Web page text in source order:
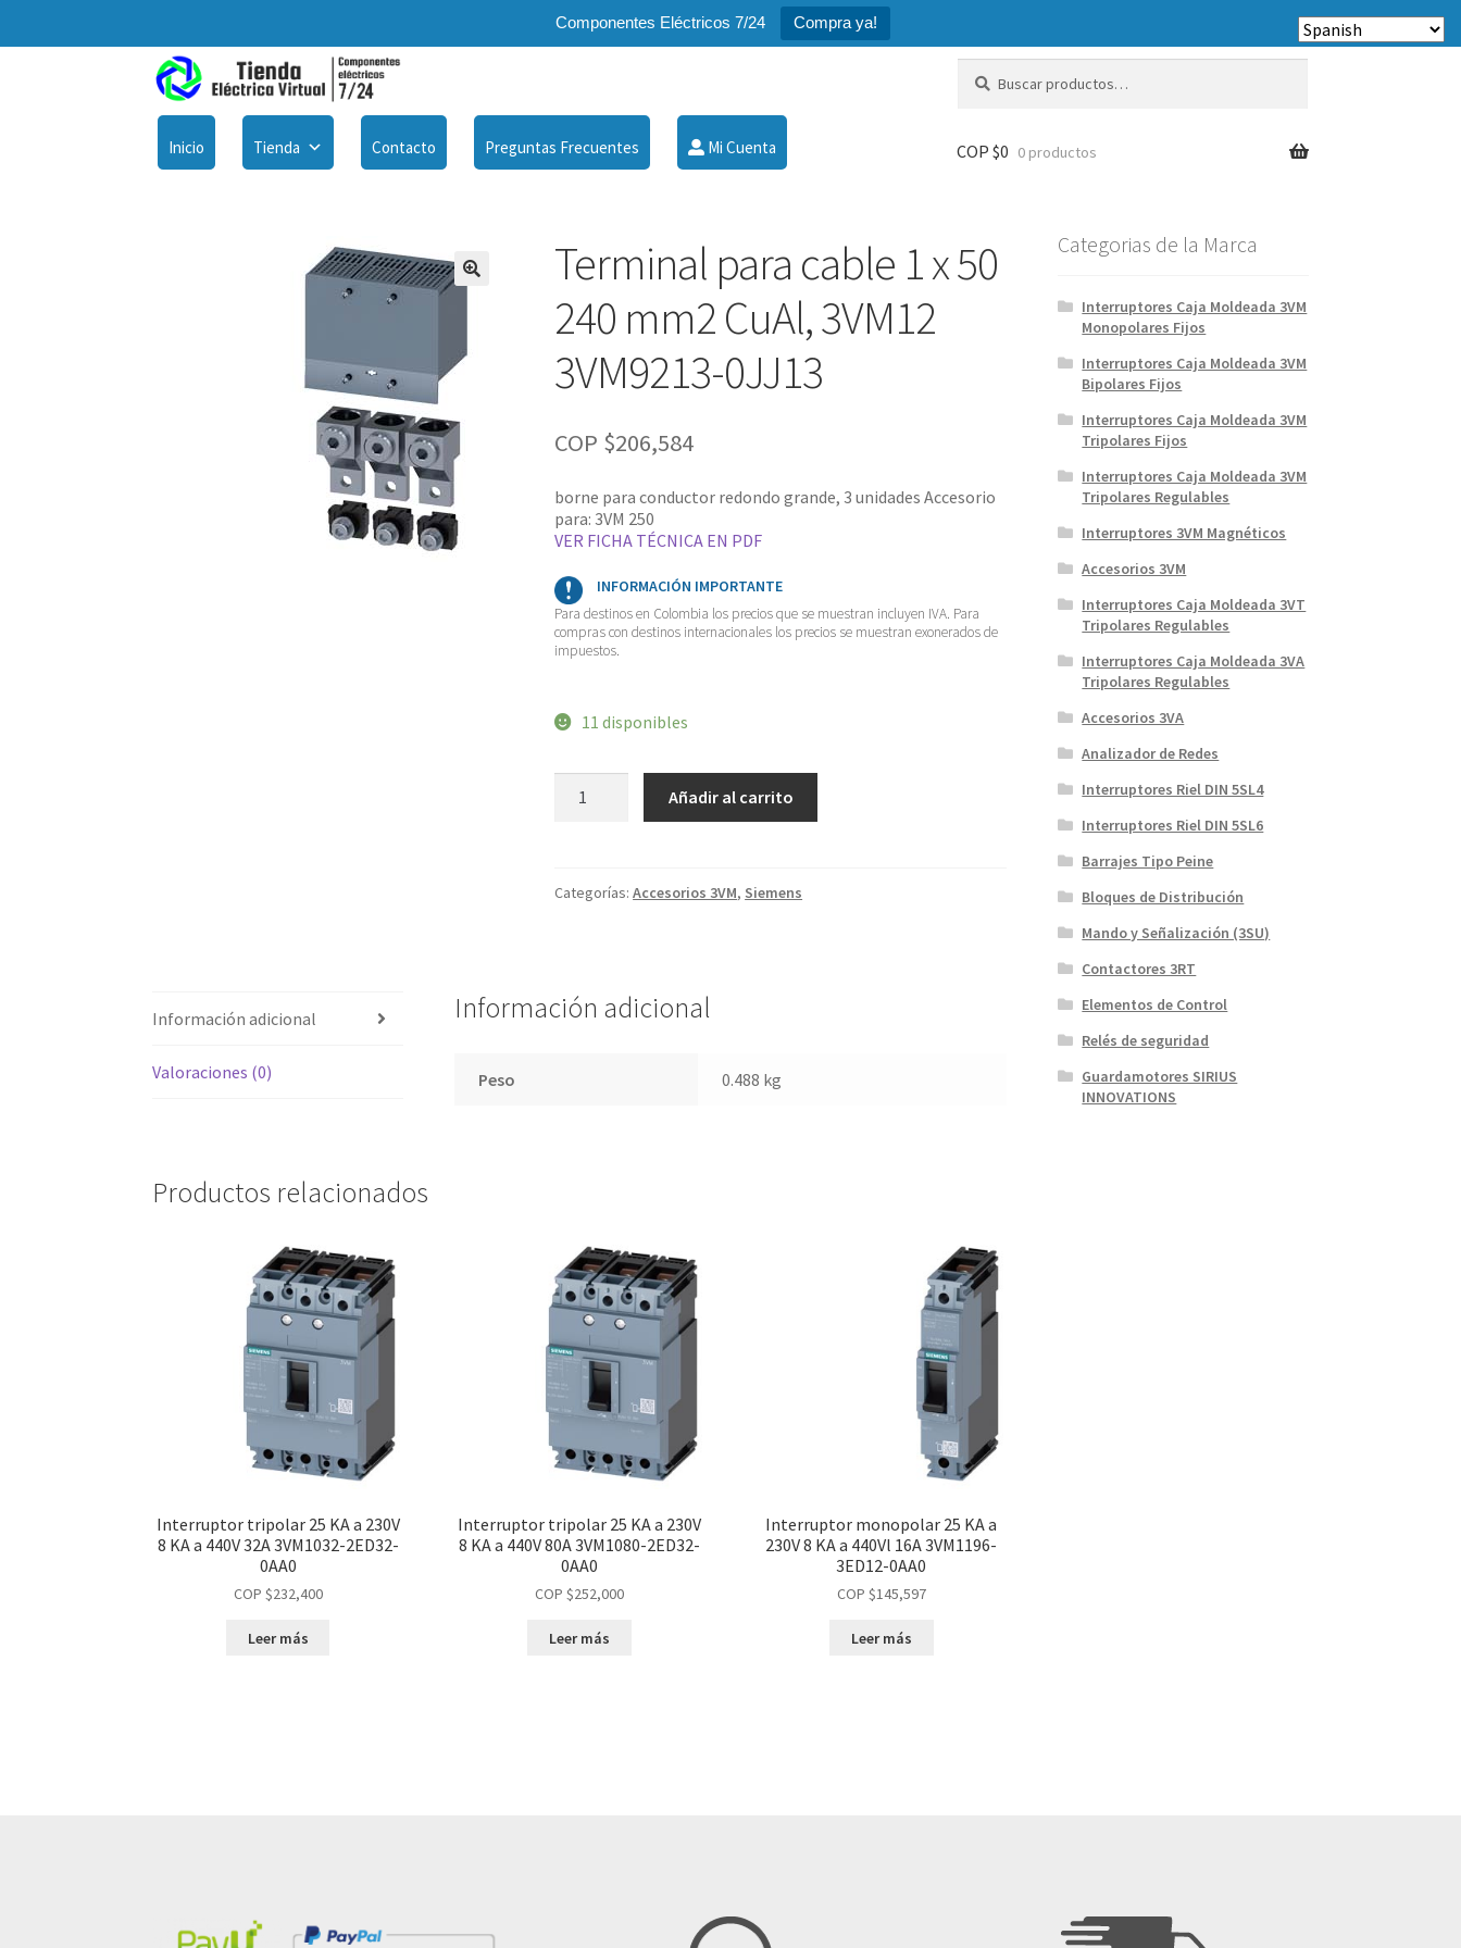
Componentes Eléctricos 7/24 Compra ya!
Buscar
Inicio Tienda Contacto Preguntas Frecuentes Mi Cuenta COP $0 0 productos
Terminal para cable 1 x 50
240 mm2 CuAl, 3VM12
3VM9213-0JJ13
COP $206,584
borne para conductor redondo grande, 3 unidades Accesorio
para: 3VM 250
VER FICHA TÉCNICA EN PDF
INFORMACIÓN IMPORTANTE
Para destinos en Colombia los precios que se muestran incluyen IVA. Para
compras con destinos internacionales los precios se muestran exonerados de
impuestos.
11 disponibles
Terminal
para
240
mm2
Añadir al carrito
Categorías:Accesorios 3VM, Siemens
Información adicional
Valoraciones (0)
Información adicional
Peso 0.488 kg
Productos relacionados
Interruptor tripolar 25 KA a 230V
8 KA a 440V 32A 3VM1032-2ED32-
0AA0
COP $232,400
Leer más
Interruptor tripolar 25 KA a 230V
8 KA a 440V 80A 3VM1080-2ED32-
0AA0
COP $252,000
Leer más
Interruptor monopolar 25 KA a
230V 8 KA a 440Vl 16A 3VM1196-
3ED12-0AA0
COP $145,597
Leer más
Categorias de la Marca
Interruptores Caja Moldeada 3VM
Monopolares Fijos
Interruptores Caja Moldeada 3VM
Bipolares Fijos
Interruptores Caja Moldeada 3VM
Tripolares Fijos
Interruptores Caja Moldeada 3VM
Tripolares Regulables
Interruptores 3VM Magnéticos
Accesorios 3VM
Interruptores Caja Moldeada 3VT
Tripolares Regulables
Interruptores Caja Moldeada 3VA
Tripolares Regulables
Accesorios 3VA
Analizador de Redes
Interruptores Riel DIN 5SL4
Interruptores Riel DIN 5SL6
Barrajes Tipo Peine
Bloques de Distribución
Mando y Señalización (3SU)
Contactores 3RT
Elementos de Control
Relés de seguridad
Guardamotores SIRIUS
INNOVATIONS